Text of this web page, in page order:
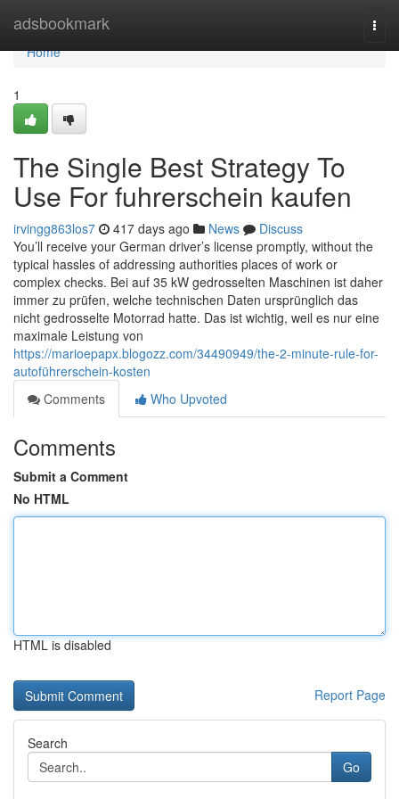
adsbookmark
Home
Home
1
The Single Best Strategy To
Use For fuhrerschein kaufen
irvingg863los7 417 days ago News
Discuss
You’ll receive your German driver’s license promptly, without the
typical hassles of addressing authorities places of work or
complex checks. Bei auf 35 kW gedrosselten Maschinen ist daher
immer zu prüfen, welche technischen Daten ursprünglich das
nicht gedrosselte Motorrad hatte. Das ist wichtig, weil es nur eine
maximale Leistung von
https://marioepapx.blogozz.com/34490949/the-2-minute-rule-for-
autoführerschein-kosten
Comments
Who Upvoted
Comments
Submit a Comment
No HTML
HTML is disabled
Report Page
Search
Go